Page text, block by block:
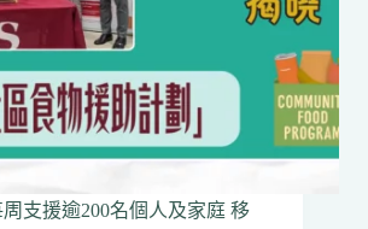
支援逾200名個人及家庭 移